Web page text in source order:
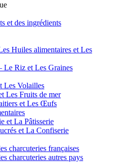
et des ingrédients
Huiles alimentaires et Les
Le Riz et Les Graines
Les Volailles
Les Fruits de mer
et Les Œufs
et La Pâtisserie
et La Confiserie
charcuteries françaises
charcuteries autres pays